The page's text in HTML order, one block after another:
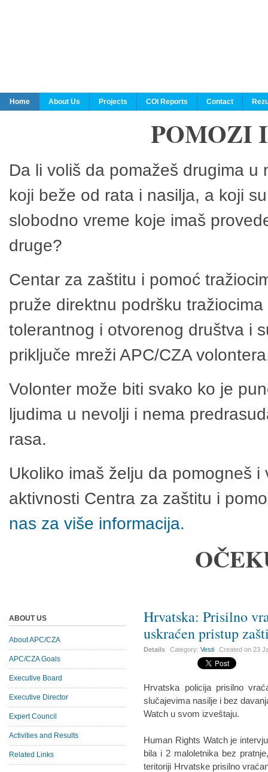
Home About Us Projects COI Reports Contact
POMOZI
Da li voliš da pomažeš drugima
koji beže od rata i nasilja, a koji
slobodno vreme koje imaš
druge?
Centar za zaštitu i pomoć
pruže direktnu podršku
tolerantnog i otvorenog društva i
priključe mreži APC/CZA
Volonter može biti svako ko je
ljudima u nevolji i nema
rasa.
Ukoliko imaš želju da pomogneš
aktivnosti Centra za zaštitu i
nas za više informacija.
Hrvatska: Prisilno
uskraćen pristup
Details Category:Vesti Created on23
Hrvatska policija prisilno
slučajevima nasilje i bez
Watch u svom izveštaju.
Human Rights Watch je
bila i 2 maloletnika bez
teritoriji Hrvatske prisilno
ABOUT US
About APC/CZA
APC/CZA Goals
Executive Board
Executive Director
Expert Council
Activities and Results
Related Links